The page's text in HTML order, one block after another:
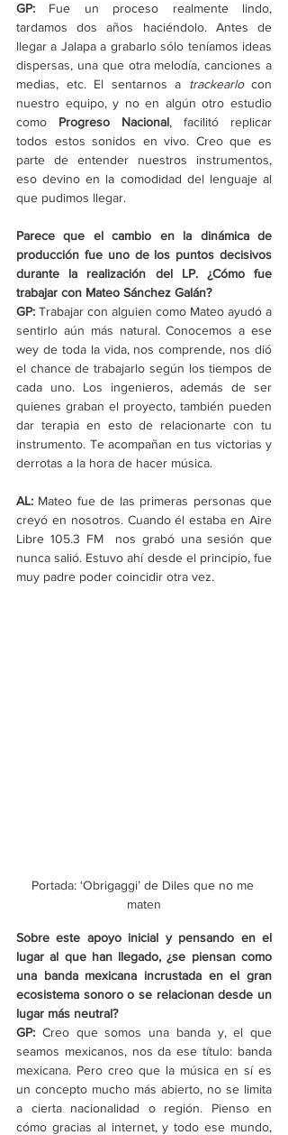
GP: Fue un proceso realmente lindo,
tardamos dos años haciéndolo. Antes de
llegar a Jalapa a grabarlo sólo teníamos ideas
dispersas, una que otra melodía, canciones a
medias, etc. El sentarnos a trackearlo con
nuestro equipo, y no en algún otro estudio
como Progreso Nacional, facilitó replicar
todos estos sonidos en vivo. Creo que es
parte de entender nuestros instrumentos,
eso devino en la comodidad del lenguaje al
que pudimos llegar.
Parece que el cambio en la dinámica de
producción fue uno de los puntos decisivos
durante la realización del LP. ¿Cómo fue
trabajar con Mateo Sánchez Galán?
GP: Trabajar con alguien como Mateo ayudó a
sentirlo aún más natural. Conocemos a ese
wey de toda la vida, nos comprende, nos dió
el chance de trabajarlo según los tiempos de
cada uno. Los ingenieros, además de ser
quienes graban el proyecto, también pueden
dar terapia en esto de relacionarte con tu
instrumento. Te acompañan en tus victorias y
derrotas a la hora de hacer música.
AL: Mateo fue de las primeras personas que
creyó en nosotros. Cuando él estaba en Aire
Libre 105.3 FM  nos grabó una sesión que
nunca salió. Estuvo ahí desde el principio, fue
muy padre poder coincidir otra vez.
Portada: ‘Obrigaggi’ de Diles que no me
maten
Sobre este apoyo inicial y pensando en el
lugar al que han llegado, ¿se piensan como
una banda mexicana incrustada en el gran
ecosistema sonoro o se relacionan desde un
lugar más neutral?
GP: Creo que somos una banda y, el que
seamos mexicanos, nos da ese título: banda
mexicana. Pero creo que la música en sí es
un concepto mucho más abierto, no se limita
a cierta nacionalidad o región. Pienso en
cómo gracias al internet, y todo ese mundo,